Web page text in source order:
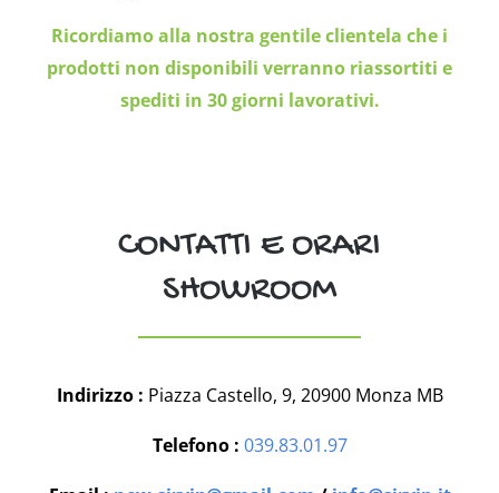
Ricordiamo alla nostra gentile clientela che i
prodotti non disponibili verranno riassortiti e
spediti in 30 giorni lavorativi.
CONTATTI E ORARI
SHOWROOM
Indirizzo : Piazza Castello, 9, 20900 Monza MB
Telefono : 039.83.01.97